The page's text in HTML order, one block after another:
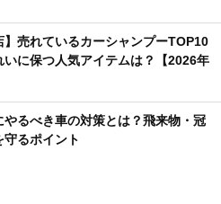
】売れているカーシャンプーTOP10
いに保つ人気アイテムは？【2026年
やるべき車の対策とは？飛来物・冠
るポイント